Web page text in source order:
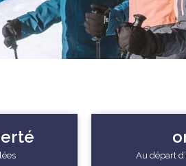
Au départ